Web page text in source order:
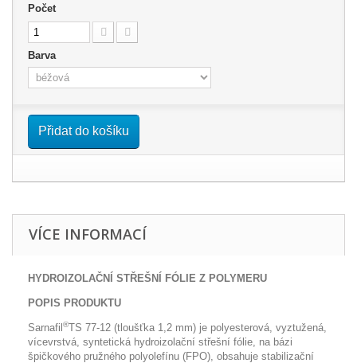
Počet
Barva
Přidat do košíku
VÍCE INFORMACÍ
HYDROIZOLAČNÍ STŘEŠNÍ FÓLIE Z POLYMERU
POPIS PRODUKTU
Sarnafil®TS 77-12 (tloušťka 1,2 mm) je polyesterová, vyztužená,
vícevrstvá, syntetická hydroizolační střešní fólie, na bázi
špičkového pružného polyolefínu (FPO), obsahuje stabilizační